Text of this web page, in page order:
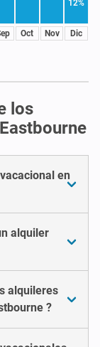
Oct Nov
12%
Dic
los
en
alquiler
alquileres
?